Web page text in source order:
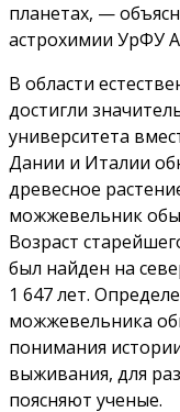
планетах, —
астрохимии УрФУ
В области
достигли
университета
Дании и Италии
древесное
можжевельник
Возраст
был найден на
1 647 лет.
можжевельника
понимания
выживания, для
поясняют ученые.